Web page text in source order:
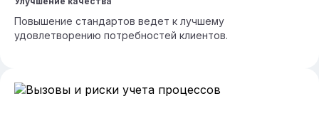
Повышение стандартов ведет к лучшему
удовлетворению потребностей клиентов.